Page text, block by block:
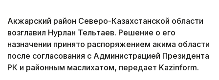
Акжарский район Северо-Казахстанской области
возглавил Нурлан Тельтаев. Решение о его
назначении принято распоряжением акима области
после согласования с Администрацией Президента
РК и районным маслихатом, передает Kazinform.